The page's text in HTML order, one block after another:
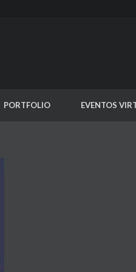
PORTFOLIO EVENTOS